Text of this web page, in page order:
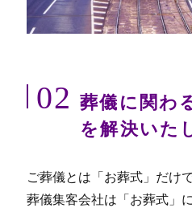
02 葬儀に関わ
を解決いた
ご葬儀とは「お葬式」だけ
葬儀集客会社は「お葬式」